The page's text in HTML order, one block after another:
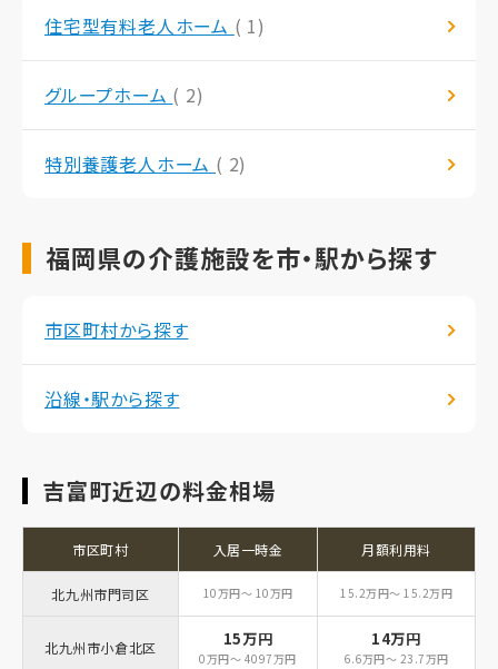
住宅型有料老人ホーム ( 1)
グループホーム ( 2)
特別養護老人ホーム ( 2)
福岡県の介護施設を市・駅から探す
市区町村から探す
沿線・駅から探す
吉富町近辺の料金相場
市区町村 入居一時金 月額利用料
北九州市門司区 10万円～ 10万円 15.2万円～ 15.2万円
北九州市小倉北区 15万円
0万円～ 4097万円
14万円
6.6万円～ 23.7万円